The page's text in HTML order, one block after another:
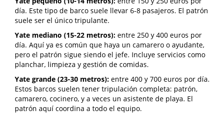
día. Este tipo de barco suele llevar 6-8 pasajeros. El patrón
suele ser el único tripulante.
Yate mediano (15-22 metros): entre 250 y 400 euros por
día. Aquí ya es común que haya un camarero o ayudante,
pero el patrón sigue siendo el jefe. Incluye servicios como
planchar, limpieza y gestión de comidas.
Yate grande (23-30 metros): entre 400 y 700 euros por día.
Estos barcos suelen tener tripulación completa: patrón,
camarero, cocinero, y a veces un asistente de playa. El
patrón aquí coordina a todo el equipo.